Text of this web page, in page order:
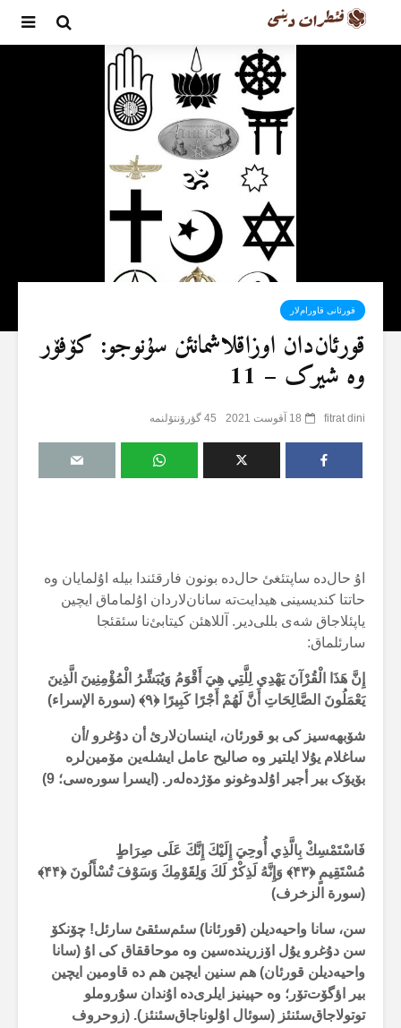
قورئانی قاورام‌لار
قورئان‌دان اوزاقلاشمانئن سۇنوجو: کۆفۆر
وە شیرک – 11
fitrat dini 18 آقوست 2021 45 گؤرۆنتۆلنمە
اۇ حال‌دە ساپتئغئ حال‌دە بونون فارقئندا بیلە اۇلمایان وە
حاتتا کندیسینی هیدایت‌تە سانان‌لاردان اۇلماماق ایچین
یاپئلاجاق شەی بللی‌دیر. آللاهئن کیتابئ‌نا سئقئجا
سارئلماق:
إِنَّ هَذَا الْقُرْآنَ يَهْدِي لِلَّتِي هِيَ أَقْوَمُ وَيُبَشِّرُ الْمُؤْمِنِينَ الَّذِينَ
يَعْمَلُونَ الصَّالِحَاتِ أَنَّ لَهُمْ أَجْرًا كَبِيرًا﴿۹﴾ (سورة الإسراء)
شۆبهەسیز کی بو قورئان، اینسان‌لارئ أن دۇغرو /أن
ساغلام یۇلا ایلتیر وە صالیح عامل ایشلەین مۆمین‌لرە
بۆیۆک بیر أجیر اۇلدوغونو مۆژدەلەر. (ایسرا سورەسی؛ 9)
فَاسْتَمْسِكْ بِالَّذِي أُوحِيَ إِلَيْكَ إِنَّكَ عَلَى صِرَاطٍ
مُسْتَقِيمٍ
﴿۴۳﴾ وَإِنَّهُ لَذِكْرٌ لَكَ وَلِقَوْمِكَ وَسَوْفَ تُسْأَلُونَ ﴿۴۴﴾
(سورة الزخرف)
سن، سانا واحیەدیلن (قورئانا) سئم‌سئقئ سارئل! چۆنکۆ
سن دۇغرو یۇل اۆزریندەسین وە موحاققاق کی اۇ (سانا
واحیەدیلن قورئان) هم سنین ایچین هم دە قاومین ایچین
بیر اؤگۆت‌تۆر؛ وە حپینیز ایلری‌دە اۇندان سۇروملو
توتولاجاق‌سئنئز (سوئال اۇلوناجاق‌سئنئز). (زوحروف